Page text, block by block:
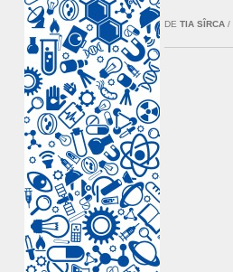
DE TIA SÎRCA /